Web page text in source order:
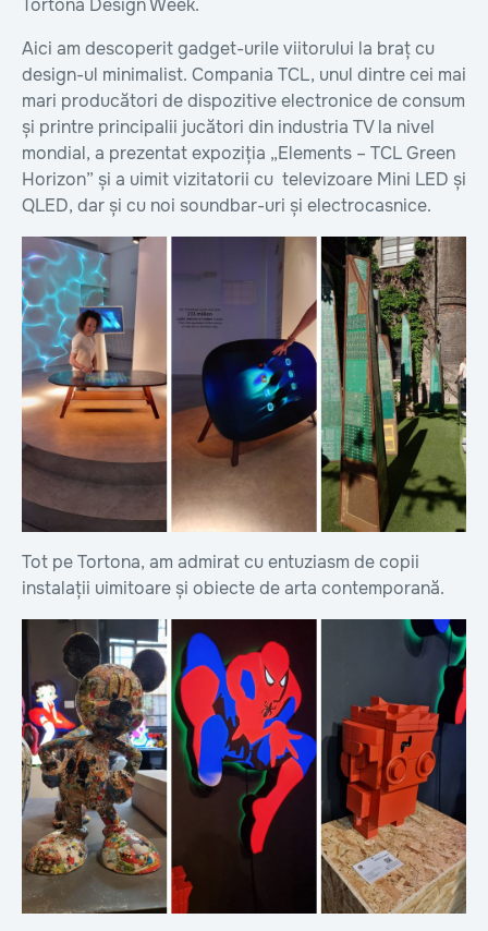
Tortona Design Week.
Aici am descoperit gadget-urile viitorului la braț cu
design-ul minimalist. Compania TCL, unul dintre cei mai
mari producători de dispozitive electronice de consum
și printre principalii jucători din industria TV la nivel
mondial, a prezentat expoziția „Elements – TCL Green
Horizon” și a uimit vizitatorii cu televizoare Mini LED și
QLED, dar și cu noi soundbar-uri și electrocasnice.
Tot pe Tortona, am admirat cu entuziasm de copii
instalații uimitoare și obiecte de arta contemporană.